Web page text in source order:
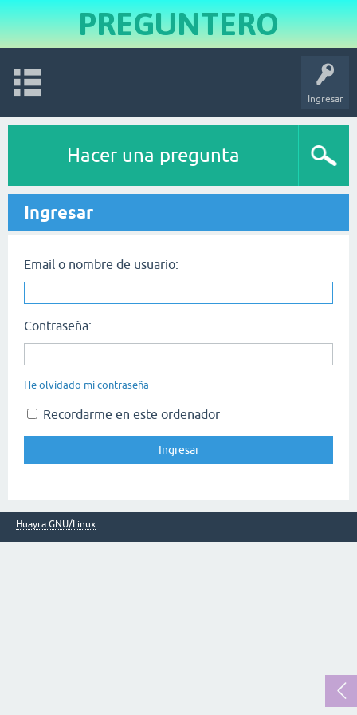
PREGUNTERO
Ingresar
Hacer una pregunta
Ingresar
Email o nombre de usuario:
Contraseña:
He olvidado mi contraseña
Recordarme en este ordenador
Huayra GNU/Linux